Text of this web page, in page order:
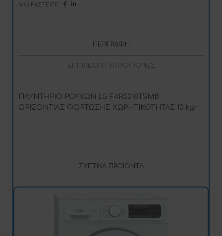
ΜΟΙΡΑΣΤΕΊΤΕ:
ΠΕΡΙΓΡΑΦΉ
ΕΠΙΠΛΈΟΝ ΠΛΗΡΟΦΟΡΊΕΣ
ΠΛΥΝΤΗΡΙΟ ΡΟΥΧΩΝ LG F4R5010TSMB
ΟΡΙΖΟΝΤΙΑΣ ΦΟΡΤΩΣΗΣ ΧΩΡΗΤΙΚΟΤΗΤΑΣ 10 kgr
ΣΧΕΤΙΚΆ ΠΡΟΪΌΝΤΑ